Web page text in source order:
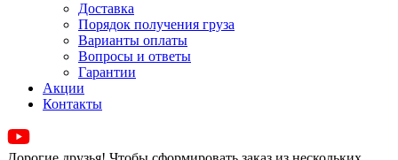
Доставка
Порядок получения груза
Варианты оплаты
Вопросы и ответы
Гарантии
Акции
Контакты